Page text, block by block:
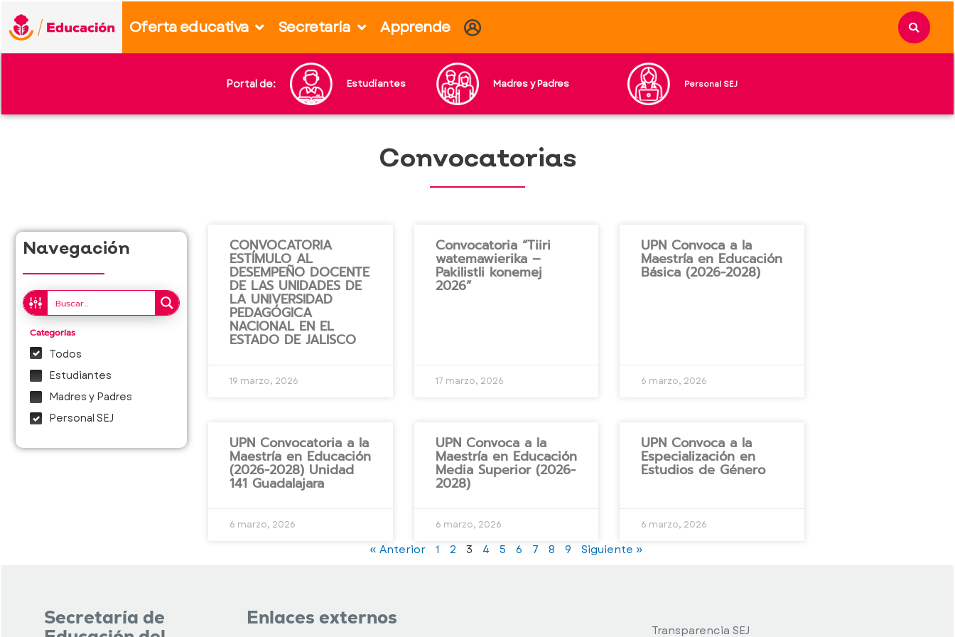
Oferta educativa Secretaría Apprende
Portal de: Estudiantes Madres y Padres Personal SEJ
Convocatorias
Navegación
Categorías
Todos
Estudiantes
Madres y Padres
Personal SEJ
CONVOCATORIA
ESTÍMULO AL
DESEMPEÑO DOCENTE
DE LAS UNIDADES DE
LA UNIVERSIDAD
PEDAGÓGICA
NACIONAL EN EL
ESTADO DE JALISCO
19 marzo, 2026
Convocatoria “Tiiri
watemawierika –
Pakilistli konemej
2026”
17 marzo, 2026
UPN Convoca a la
Maestría en Educación
Básica (2026-2028)
6 marzo, 2026
UPN Convocatoria a la
Maestría en Educación
(2026-2028) Unidad
141 Guadalajara
6 marzo, 2026
UPN Convoca a la
Maestría en Educación
Media Superior (2026-
2028)
6 marzo, 2026
UPN Convoca a la
Especialización en
Estudios de Género
6 marzo, 2026
« Anterior 1 2 3 4 5 6 7 8 9 Siguiente »
Secretaría de
Enlaces externos
Transparencia SEJ